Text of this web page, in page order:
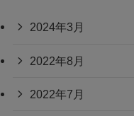
2024年3月
2022年8月
2022年7月